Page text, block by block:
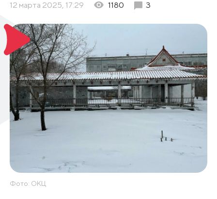
12 марта 2025, 17:29 1180 3
Фото: ОКЦ